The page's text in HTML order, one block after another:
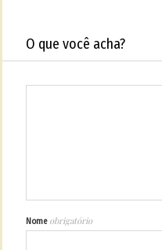
O que você acha?
Nome obrigatório